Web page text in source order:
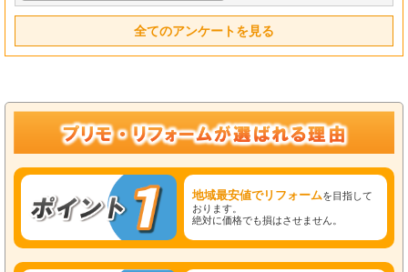
全てのアンケートを見る
地域最安値でリフォームを目指して
おります。
絶対に価格でも損はさせません。